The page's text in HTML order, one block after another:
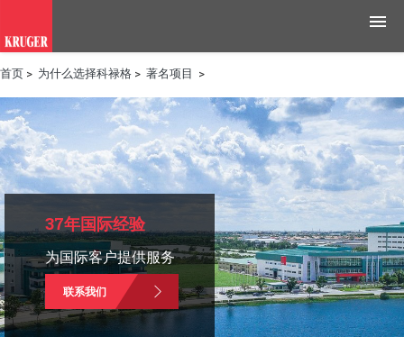
产品
应用领域
工具与资源
新闻媒体
为什么选择科禄格
招聘
首页 > 为什么选择科禄格 > 著名项目 >
37年国际经验
为国际客户提供服务
联系我们